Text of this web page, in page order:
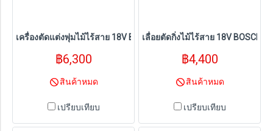
เครื่องตัดแต่งพุ่มไม้ไร้สาย 18V BOSCH รุ่น GHE 18V-60 (ตัวเครื่องเปล่
฿6,300
สินค้าหมด
เปรียบเทียบ
เลื่อยตัดกิ่งไม้ไร้สาย 18V BOSCH รุ่
฿4,400
สินค้าหมด
เปรียบเทียบ